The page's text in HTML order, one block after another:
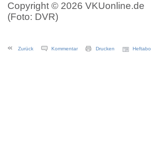
Copyright © 2026 VKUonline.de
(Foto: DVR)
Zurück Kommentar Drucken Heftabo